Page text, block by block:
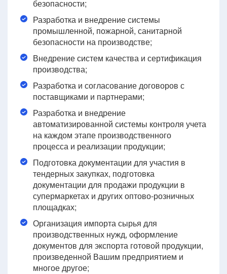
безопасности;
Разработка и внедрение системы
промышленной, пожарной, санитарной
безопасности на производстве;
Внедрение систем качества и сертификация
производства;
Разработка и согласование договоров с
поставщиками и партнерами;
Разработка и внедрение
автоматизированной системы контроля учета
на каждом этапе производственного
процесса и реализации продукции;
Подготовка документации для участия в
тендерных закупках, подготовка
документации для продажи продукции в
супермаркетах и других оптово-розничных
площадках;
Организация импорта сырья для
производственных нужд, оформление
документов для экспорта готовой продукции,
произведенной Вашим предприятием и
многое другое;